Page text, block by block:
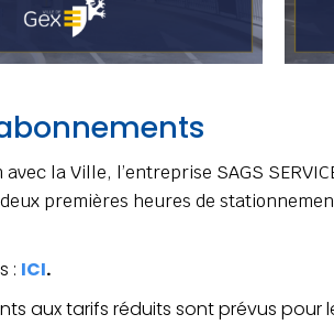
la Ville, l’entreprise SAGS
premières heures de
: ICI.
aux tarifs réduits sont prévus pour